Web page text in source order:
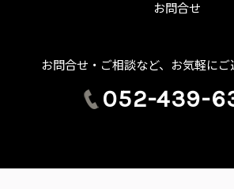
お問合せ
お問合せ・ご相談など、お気軽にご
052-439-